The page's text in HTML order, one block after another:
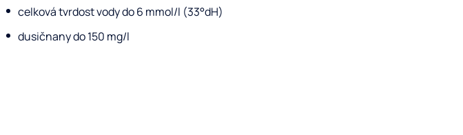
celková tvrdost vody do 6 mmol/l (33°dH)
dusičnany do 150 mg/l